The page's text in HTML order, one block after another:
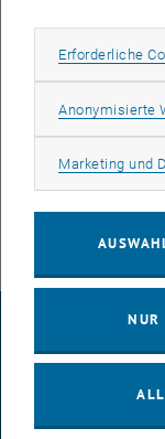
Studierenden und
weitere gemeinsame
Erforderliche
Anonymisierte
Marketing und
NUR